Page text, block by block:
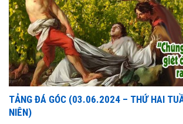
TẢNG ĐÁ GÓC (03.06.2024 – THỨ HAI
NIÊN)